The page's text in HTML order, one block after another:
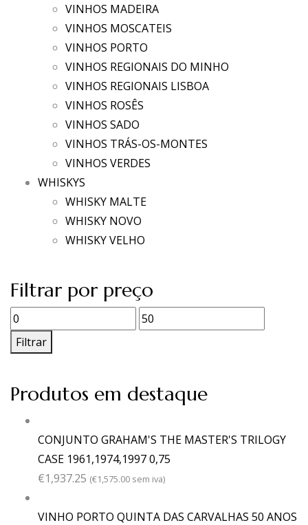
VINHOS MADEIRA
VINHOS MOSCATEIS
VINHOS PORTO
VINHOS REGIONAIS DO MINHO
VINHOS REGIONAIS LISBOA
VINHOS ROSÊS
VINHOS SADO
VINHOS TRÁS-OS-MONTES
VINHOS VERDES
WHISKYS
WHISKY MALTE
WHISKY NOVO
WHISKY VELHO
Filtrar por preço
Preço
mínimo
Preço
máximo
Filtrar
Produtos em destaque
CONJUNTO GRAHAM'S THE MASTER'S TRILOGY
CASE 1961,1974,1997 0,75
€1,937.25 (€1,575.00 sem iva)
VINHO PORTO QUINTA DAS CARVALHAS 50 ANOS